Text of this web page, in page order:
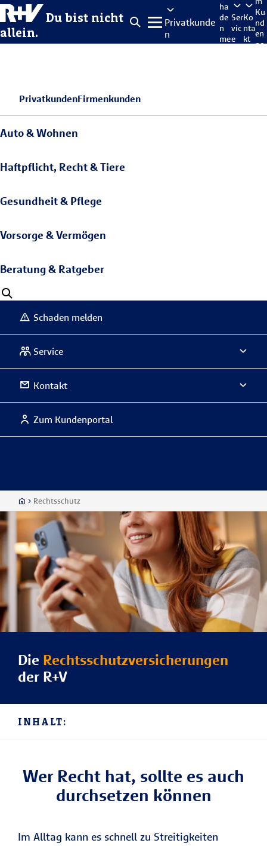
Du bist nicht
allein.
Privatkunde
n
ha
de
n
me
Ser
vic
e
Ko
nta
kt
Ku
nd
en
po
PrivatkundenFirmenkunden
Auto & Wohnen
Haftpflicht, Recht & Tiere
Gesundheit & Pflege
Vorsorge & Vermögen
Beratung & Ratgeber
Schaden melden
Service
Kontakt
Zum Kundenportal
Rechtsschutz
Die Rechtsschutzversicherungen
der R+V
INHALT:
Wer Recht hat, sollte es auch
durchsetzen können
Im Alltag kann es schnell zu Streitigkeiten